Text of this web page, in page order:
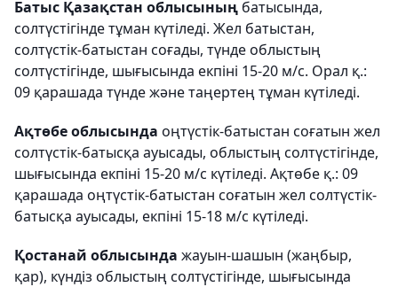
Батыс Қазақстан облысының батысында,
солтүстігінде тұман күтіледі. Жел батыстан,
солтүстік-батыстан соғады, түнде облыстың
солтүстігінде, шығысында екпіні 15-20 м/с. Орал қ.:
09 қарашада түнде және таңертең тұман күтіледі.
Ақтөбе облысында оңтүстік-батыстан соғатын жел
солтүстік-батысқа ауысады, облыстың солтүстігінде,
шығысында екпіні 15-20 м/с күтіледі. Ақтөбе қ.: 09
қарашада оңтүстік-батыстан соғатын жел солтүстік-
батысқа ауысады, екпіні 15-18 м/с күтіледі.
Қостанай облысында жауын-шашын (жаңбыр,
қар), күндіз облыстың солтүстігінде, шығысында